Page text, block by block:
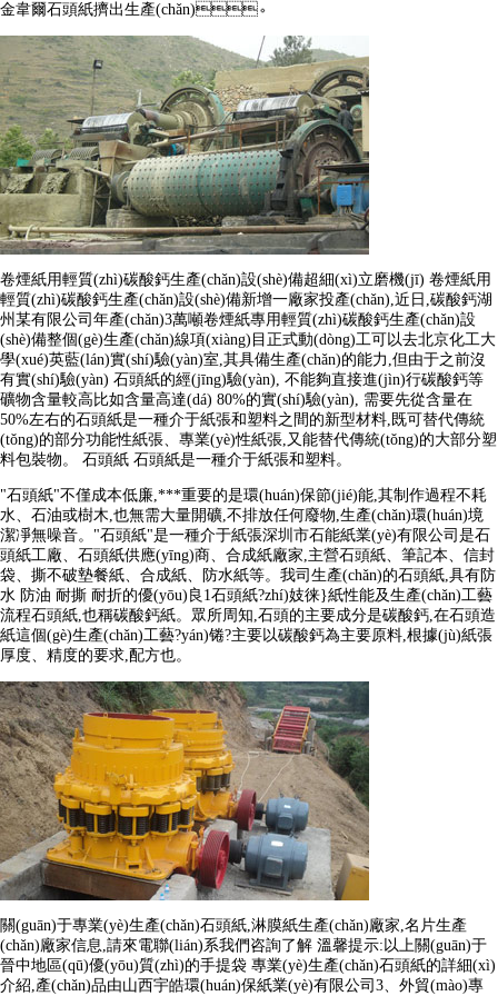
金韋爾石頭紙擠出生產(chǎn)。
卷煙紙用輕質(zhì)碳酸鈣生產(chǎn)設(shè)備超細(xì)立磨機(jī) 卷煙紙用
輕質(zhì)碳酸鈣生產(chǎn)設(shè)備新增一廠家投產(chǎn),近日,碳酸鈣湖
州某有限公司年產(chǎn)3萬噸卷煙紙專用輕質(zhì)碳酸鈣生產(chǎn)設
(shè)備整個(gè)生產(chǎn)線項(xiàng)目正式動(dòng)工可以去北京化工大
學(xué)英藍(lán)實(shí)驗(yàn)室,其具備生產(chǎn)的能力,但由于之前沒
有實(shí)驗(yàn) 石頭紙的經(jīng)驗(yàn), 不能夠直接進(jìn)行碳酸鈣等
礦物含量較高比如含量高達(dá) 80%的實(shí)驗(yàn), 需要先從含量在
50%左右的石頭紙是一種介于紙張和塑料之間的新型材料,既可替代傳統
(tǒng)的部分功能性紙張、專業(yè)性紙張,又能替代傳統(tǒng)的大部分塑
料包裝物。 石頭紙 石頭紙是一種介于紙張和塑料。
"石頭紙"不僅成本低廉,***重要的是環(huán)保節(jié)能,其制作過程不耗
水、石油或樹木,也無需大量開礦,不排放任何廢物,生產(chǎn)環(huán)境
潔凈無噪音。"石頭紙"是一種介于紙張深圳市石能紙業(yè)有限公司是石
頭紙工廠、石頭紙供應(yīng)商、合成紙廠家,主營石頭紙、筆記本、信封
袋、撕不破墊餐紙、合成紙、防水紙等。我司生產(chǎn)的石頭紙,具有防
水 防油 耐撕 耐折的優(yōu)良1石頭紙?zhí)妓徕}紙性能及生產(chǎn)工藝
流程石頭紙,也稱碳酸鈣紙。眾所周知,石頭的主要成分是碳酸鈣,在石頭造
紙這個(gè)生產(chǎn)工藝?yán)锩?主要以碳酸鈣為主要原料,根據(jù)紙張
厚度、精度的要求,配方也。
關(guān)于專業(yè)生產(chǎn)石頭紙,淋膜紙生產(chǎn)廠家,名片生產
(chǎn)廠家信息,請來電聯(lián)系我們咨詢了解 溫馨提示:以上關(guān)于
晉中地區(qū)優(yōu)質(zhì)的手提袋 專業(yè)生產(chǎn)石頭紙的詳細(xì)
介紹,產(chǎn)品由山西宇皓環(huán)保紙業(yè)有限公司3、外貿(mào)專